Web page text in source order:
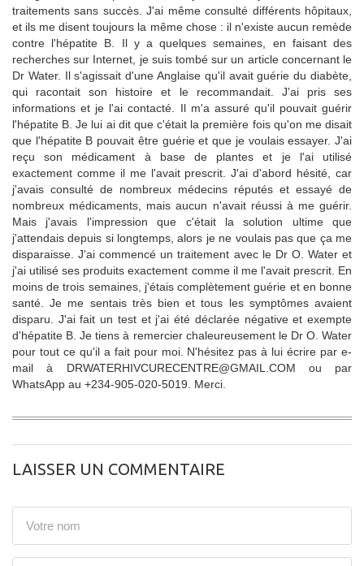
traitements sans succès. J'ai même consulté différents hôpitaux,
et ils me disent toujours la même chose : il n'existe aucun remède
contre l'hépatite B. Il y a quelques semaines, en faisant des
recherches sur Internet, je suis tombé sur un article concernant le
Dr Water. Il s'agissait d'une Anglaise qu'il avait guérie du diabète,
qui racontait son histoire et le recommandait. J'ai pris ses
informations et je l'ai contacté. Il m'a assuré qu'il pouvait guérir
l'hépatite B. Je lui ai dit que c'était la première fois qu'on me disait
que l'hépatite B pouvait être guérie et que je voulais essayer. J'ai
reçu son médicament à base de plantes et je l'ai utilisé
exactement comme il me l'avait prescrit. J'ai d'abord hésité, car
j'avais consulté de nombreux médecins réputés et essayé de
nombreux médicaments, mais aucun n'avait réussi à me guérir.
Mais j'avais l'impression que c'était la solution ultime que
j'attendais depuis si longtemps, alors je ne voulais pas que ça me
disparaisse. J'ai commencé un traitement avec le Dr O. Water et
j'ai utilisé ses produits exactement comme il me l'avait prescrit. En
moins de trois semaines, j'étais complètement guérie et en bonne
santé. Je me sentais très bien et tous les symptômes avaient
disparu. J'ai fait un test et j'ai été déclarée négative et exempte
d'hépatite B. Je tiens à remercier chaleureusement le Dr O. Water
pour tout ce qu'il a fait pour moi. N'hésitez pas à lui écrire par e-
mail à DRWATERHIVCURECENTRE@GMAIL.COM ou par
WhatsApp au +234-905-020-5019. Merci.
LAISSER UN COMMENTAIRE